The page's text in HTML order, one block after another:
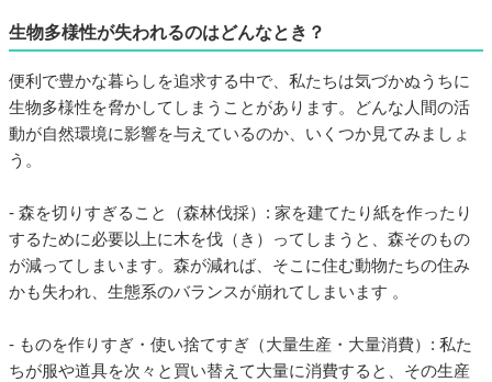
生物多様性が失われるのはどんなとき？
便利で豊かな暮らしを追求する中で、私たちは気づかぬうちに
生物多様性を脅かしてしまうことがあります。どんな人間の活
動が自然環境に影響を与えているのか、いくつか見てみましょ
う。
- 森を切りすぎること（森林伐採）: 家を建てたり紙を作ったり
するために必要以上に木を伐（き）ってしまうと、森そのもの
が減ってしまいます。森が減れば、そこに住む動物たちの住み
かも失われ、生態系のバランスが崩れてしまいます 。
- ものを作りすぎ・使い捨てすぎ（大量生産・大量消費）: 私た
ちが服や道具を次々と買い替えて大量に消費すると、その生産